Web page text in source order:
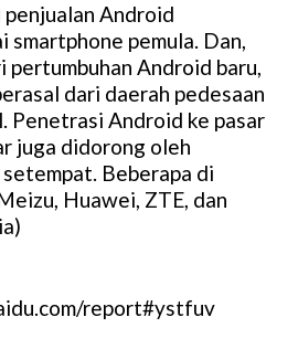
penjualan Android
smartphone pemula. Dan,
pertumbuhan Android baru,
dari daerah pedesaan
Penetrasi Android ke pasar
juga didorong oleh
Beberapa di
Huawei, ZTE, dan
report#ystfuv